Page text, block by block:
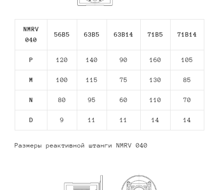
NMRV
040
56В5 63В5 63В14 71В5 71В14
P 120 140 90 160 105
M 100 115 75 130 85
N 80 95 60 110 70
D 9 11 11 14 14
Размеры реактивной штанги NMRV 040